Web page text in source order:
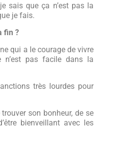
sais que ça n’est pas la
je fais.
fin ?
qui a le courage de vivre
n’est pas facile dans la
très lourdes pour
son bonheur, de se
bienveillant avec les